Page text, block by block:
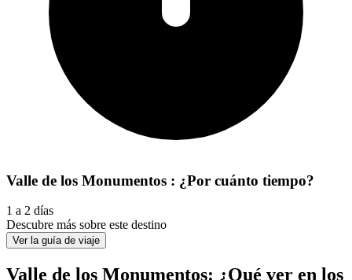
Valle de los Monumentos : ¿Por cuánto tiempo?
1 a 2 días
Descubre más sobre este destino
Ver la guía de viaje
Valle de los Monumentos: ¿Qué ver en los